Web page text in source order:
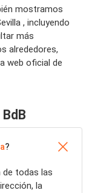
mostramos
, incluyendo
más
alrededores,
web oficial de
?
de todas las
la